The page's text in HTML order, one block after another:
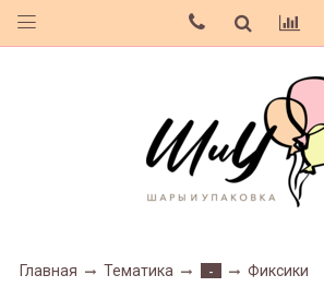
Главная Тематика - Фиксики